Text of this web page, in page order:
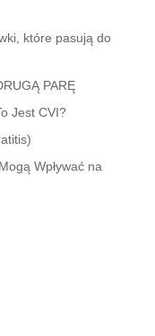
które pasują do
PARĘ
Jest CVI?
Wpływać na